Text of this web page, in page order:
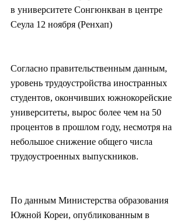
в университете Сонгюнкван в центре
Сеула 12 ноября (Ренхап)
Согласно правительственным данным,
уровень трудоустройства иностранных
студентов, окончивших южнокорейские
университеты, вырос более чем на 50
процентов в прошлом году, несмотря на
небольшое снижение общего числа
трудоустроенных выпускников.
По данным Министерства образования
Южной Кореи, опубликованным в